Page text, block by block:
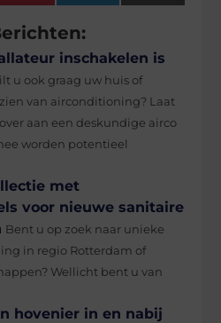
inschakelen is
u ook graag uw huis of
van airconditioning? Laat
aan een deskundige airco
worden potentieel
met
voor nieuwe sanitaire
Bent u op zoek naar unieke
in regio Rotterdam of
Wellicht bent u van
hovenier in en nabij